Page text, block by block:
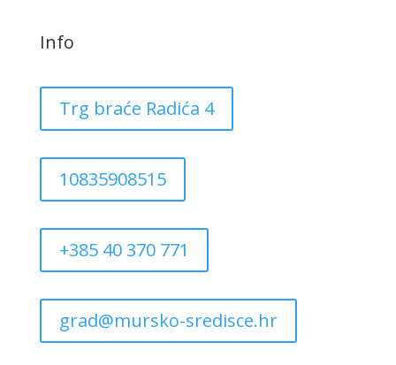
Info
Trg braće Radića 4
10835908515
+385 40 370 771
grad@mursko-sredisce.hr